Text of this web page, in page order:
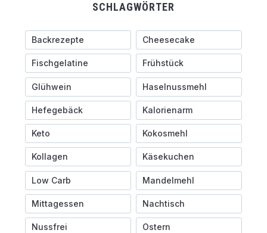
SCHLAGWÖRTER
Backrezepte Cheesecake
Fischgelatine Frühstück
Glühwein Haselnussmehl
Hefegebäck Kalorienarm
Keto Kokosmehl
Kollagen Käsekuchen
Low Carb Mandelmehl
Mittagessen Nachtisch
Nussfrei Ostern